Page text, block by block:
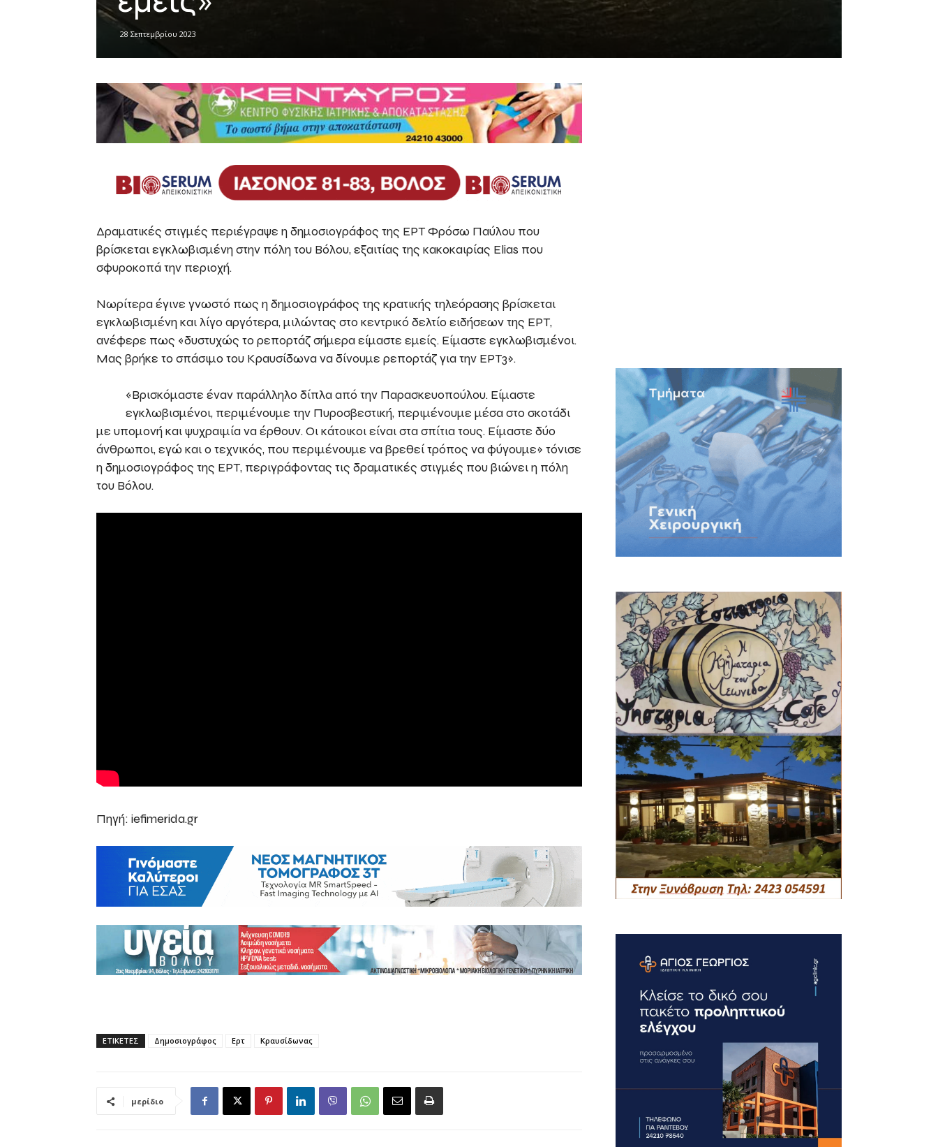
28 Σεπτεμβρίου 2023
Δραματικές στιγμές περιέγραψε η δημοσιογράφος της ΕΡΤ Φρόσω Παύλου που
βρίσκεται εγκλωβισμένη στην πόλη του Βόλου, εξαιτίας της κακοκαιρίας Elias που
σφυροκοπά την περιοχή.
Νωρίτερα έγινε γνωστό πως η δημοσιογράφος της κρατικής τηλεόρασης βρίσκεται
εγκλωβισμένη και λίγο αργότερα, μιλώντας στο κεντρικό δελτίο ειδήσεων της ΕΡΤ,
ανέφερε πως «δυστυχώς το ρεπορτάζ σήμερα είμαστε εμείς. Είμαστε εγκλωβισμένοι.
Μας βρήκε το σπάσιμο του Κραυσίδωνα να δίνουμε ρεπορτάζ για την ΕΡΤ3».
«Βρισκόμαστε έναν παράλληλο δίπλα από την Παρασκευοπούλου. Είμαστε
εγκλωβισμένοι, περιμένουμε την Πυροσβεστική, περιμένουμε μέσα στο σκοτάδι
με υπομονή και ψυχραιμία να έρθουν. Οι κάτοικοι είναι στα σπίτια τους. Είμαστε δύο
άνθρωποι, εγώ και ο τεχνικός, που περιμένουμε να βρεθεί τρόπος να φύγουμε» τόνισε
η δημοσιογράφος της ΕΡΤ, περιγράφοντας τις δραματικές στιγμές που βιώνει η πόλη
του Βόλου.
Πηγή: iefimerida.gr
ΕΤΙΚΕΤΕΣ Δημοσιογράφος Ερτ Κραυσίδωνας
μερίδιο